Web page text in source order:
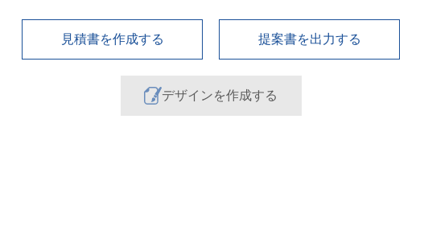
見積書を作成する 提案書を出力する
デザインを作成する